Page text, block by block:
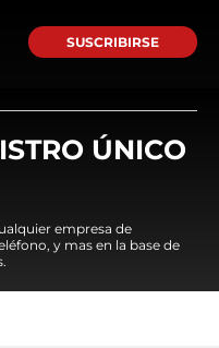
SUSCRIBIRSE
ÚNICO
empresa de
y mas en la base de